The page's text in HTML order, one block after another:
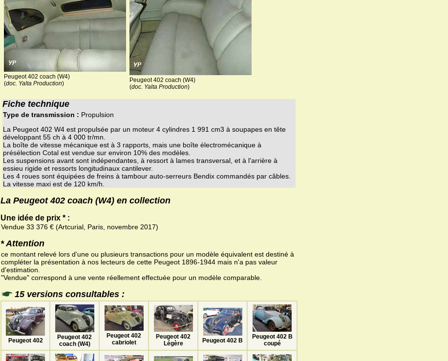
Peugeot 402 coach (W4)
(doc. Yalta Production)
Peugeot 402 coach (W4)
(doc. Yalta Production)
Fiche technique
Type de transmission : Propulsion
La Peugeot 402 W4 est propulsée par un moteur 4 cylindres 1 991 cm3 à soupapes en tête
développant 55 ch à 4 000 tr/mn.
La boîte de vitesse mécanique est à 3 rapports, mais une boîte électromécanique à
présélection Cotal est vendue sur environ 10% des modèles.
Les suspensions avant sont indépendantes, à ressort à lames transversal, et à l'arrière à
essieu rigide et ressorts longitudinaux cantilever.
Les 4 roues sont équipées de freins à tambour auto-serreurs Bendix commandés par câbles.
La vitesse maxi est de 120 km/h.
La Peugeot 402 coach (W4) en collection
Une idée de prix * :
Vendue 33 376 € (Artcurial, Paris, novembre 2017)
* Attention
ce montant relevé lors d'une ou plusieurs transactions pour un modèle équivalent est destiné à
compléter la présentation à nos lecteurs de cette Peugeot 1896-1944 mais n'a pas valeur
d'estimation.
"Vendue" correspond à une vente réellement effectuée pour un modèle comparable.
15 versions consultables :
Peugeot 402
Peugeot 402
coach (W4)
Peugeot 402
cabriolet
Peugeot 402
Légère
Peugeot 402 B
Peugeot 402 B
coupé